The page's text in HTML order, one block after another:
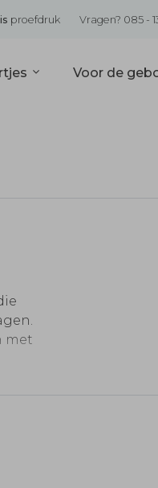
proefdruk Vragen? 085 -
Voor de
met